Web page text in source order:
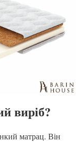
виріб?
матрац. Він